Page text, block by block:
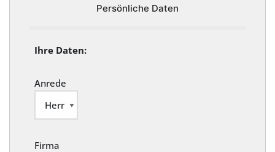
Persönliche Daten
Ihre Daten:
Anrede
Firma